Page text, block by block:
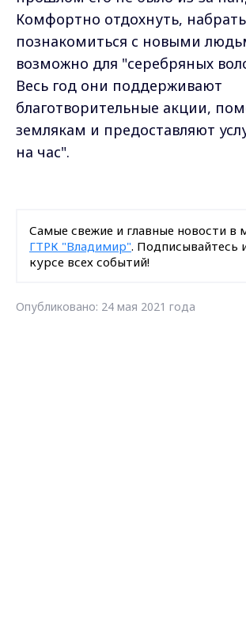
Комфортно отдохнуть,
познакомиться с новыми
возможно для "серебряных
Весь год они поддерживают
благотворительные акции,
землякам и предоставляют
на час".
Самые свежие и главные новости в
ГТРК "Владимир". Подписывайтесь
курсе всех событий!
Опубликовано: 24 мая 2021 года